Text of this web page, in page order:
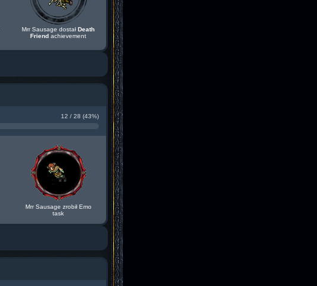
Mrr Sausage dostał Death
Friend achievement
12 / 28 (43%)
Mrr Sausage zrobił Emo
task